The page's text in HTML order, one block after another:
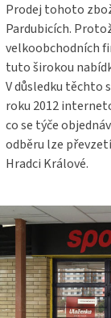
Prodej tohoto
Pardubicích.
velkoobchodních
tuto širokou
V důsledku těchto
roku 2012
co se týče
odběru lze
Hradci Králové.